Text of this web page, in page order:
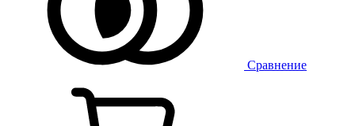
Сравнение